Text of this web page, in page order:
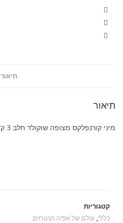
תיאור
תיאור
מיני קורנפלקס מצופה שוקולד חלב 3 ק”ג בד”ץ עד”ח
קטגוריות
כללי, עולם של אפיה וקינוחים